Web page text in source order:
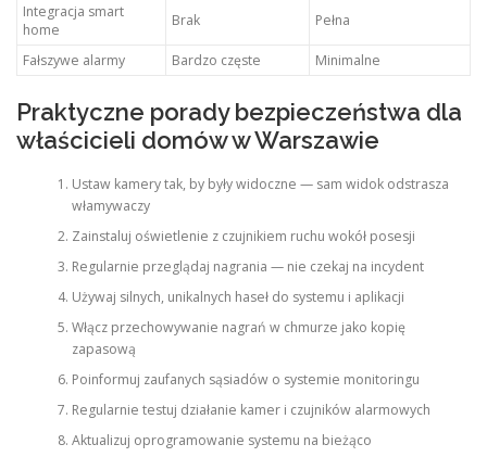
Integracja smart
home
Brak Pełna
Fałszywe alarmy Bardzo częste Minimalne
Praktyczne porady bezpieczeństwa dla
właścicieli domów w Warszawie
Ustaw kamery tak, by były widoczne — sam widok odstrasza
włamywaczy
Zainstaluj oświetlenie z czujnikiem ruchu wokół posesji
Regularnie przeglądaj nagrania — nie czekaj na incydent
Używaj silnych, unikalnych haseł do systemu i aplikacji
Włącz przechowywanie nagrań w chmurze jako kopię
zapasową
Poinformuj zaufanych sąsiadów o systemie monitoringu
Regularnie testuj działanie kamer i czujników alarmowych
Aktualizuj oprogramowanie systemu na bieżąco